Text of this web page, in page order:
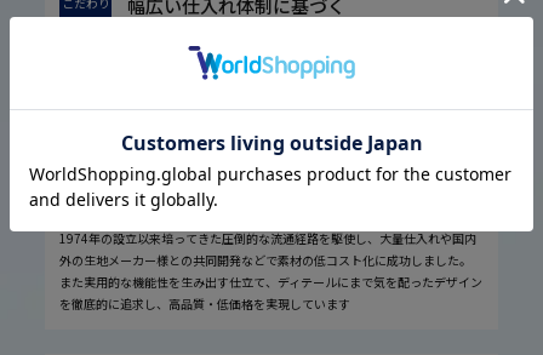
1
1974年の設立以来培ってきた圧倒的な流通経路を駆使し、大量仕入れや国内
外の生地メーカー様との共同開発などで素材の低コスト化に成功しました。
また実用的な機能性を生み出す仕立て、ディテールにまで気を配ったデザイン
を徹底的に追求し、高品質・低価格を実現しています